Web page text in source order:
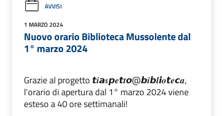
AVVISI
1 MARZO 2024
Nuovo orario Biblioteca Mussolente dal
1° marzo 2024
Grazie al progetto 𝙩𝒊𝙖𝒔𝙥𝒆𝙩𝒕𝙤@𝙗𝒊𝙗𝒍𝙞𝒐𝙩𝒆𝙘𝒂,
l'orario di apertura dal 1° marzo 2024 viene
esteso a 40 ore settimanali!